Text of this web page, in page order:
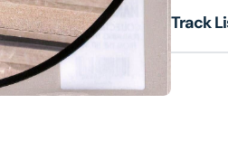
Track